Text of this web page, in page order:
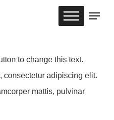
Menu
to change this text.
consectetur adipiscing elit.
mattis, pulvinar